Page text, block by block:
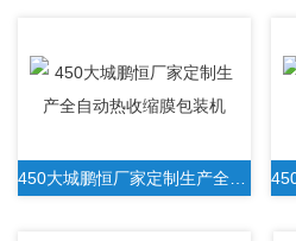
450大城鹏恒厂家定制生产全自动热收缩膜包装机